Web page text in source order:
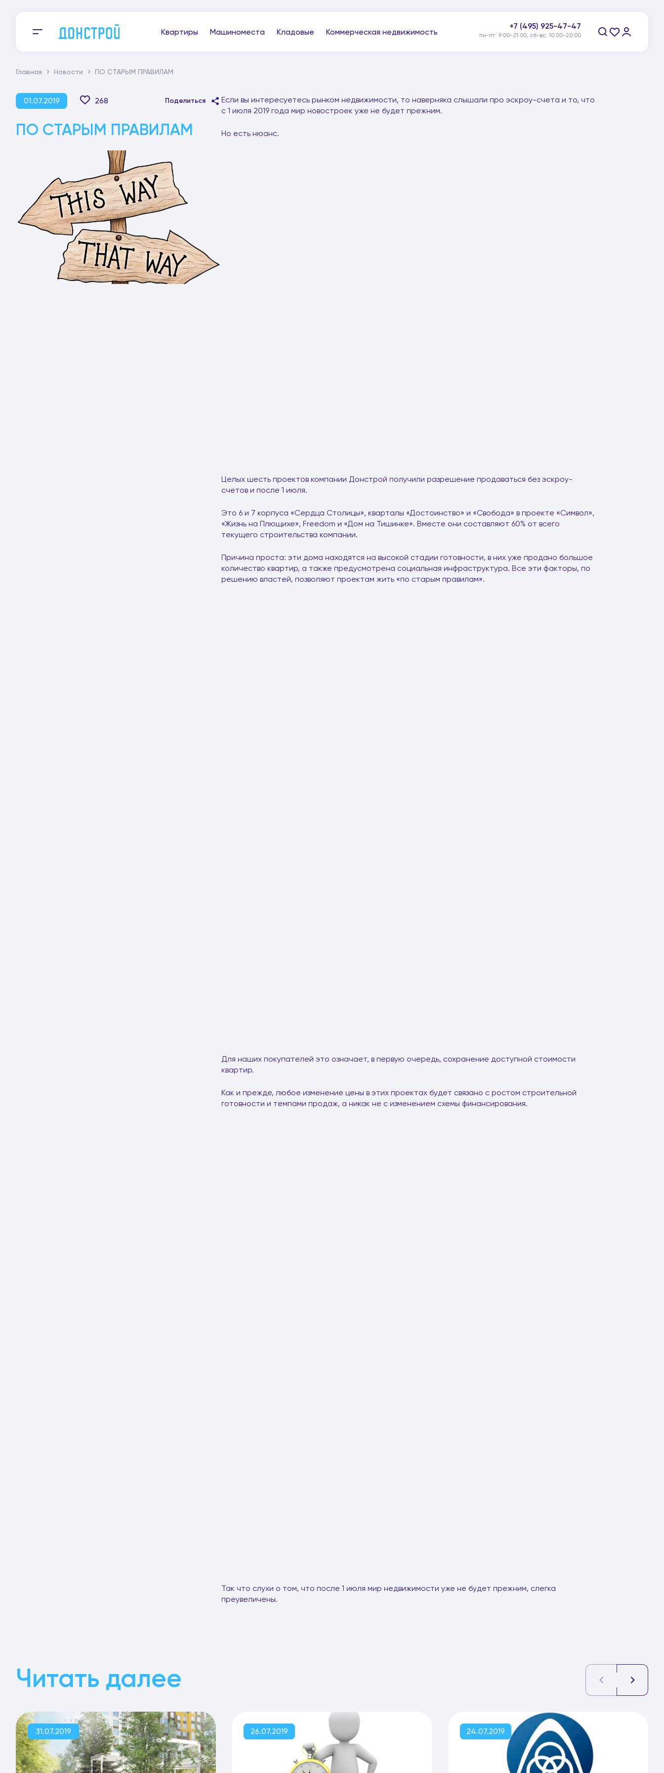
Квартиры Машиноместа Кладовые Коммерческая недвижимость
+7 (495) 925-47-47
пн-пт: 9:00-21:00, сб-вс: 10:00-20:00
Заказать звонок
Главная Новости ПО СТАРЫМ ПРАВИЛАМ
01.07.2019 268 Поделиться
ПО СТАРЫМ ПРАВИЛАМ
Если вы интересуетесь рынком недвижимости, то наверняка слышали про эскроу-счета и то, что
с 1 июля 2019 года мир новостроек уже не будет прежним.
Но есть нюанс.
Целых шесть проектов компании Донстрой получили разрешение продаваться без эскроу-
счетов и после 1 июля.
Это 6 и 7 корпуса «Сердца Столицы», кварталы «Достоинство» и «Свобода» в проекте «Символ»,
«Жизнь на Плющихе», Freedom и «Дом на Тишинке». Вместе они составляют 60% от всего
текущего строительства компании.
Причина проста: эти дома находятся на высокой стадии готовности, в них уже продано большое
количество квартир, а также предусмотрена социальная инфраструктура. Все эти факторы, по
решению властей, позволяют проектам жить «по старым правилам».
Для наших покупателей это означает, в первую очередь, сохранение доступной стоимости
квартир.
Как и прежде, любое изменение цены в этих проектах будет связано с ростом строительной
готовности и темпами продаж, а никак не с изменением схемы финансирования.
Так что слухи о том, что после 1 июля мир недвижимости уже не будет прежним, слегка
преувеличены.
Читать далее
31.07.2019 26.07.2019 24.07.2019